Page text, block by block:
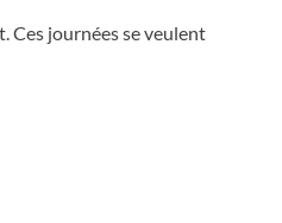
Ces journées se veulent